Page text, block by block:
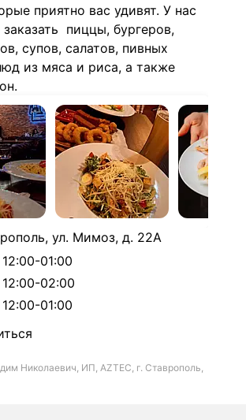
приятно вас удивят. У нас
пиццы, бургеров,
супов, салатов, пивных
из мяса и риса, а также
ул. Мимоз, д. 22А
12:00-01:00
12:00-02:00
12:00-01:00
Николаевич, ИП, AZTEC, г. Ставрополь,